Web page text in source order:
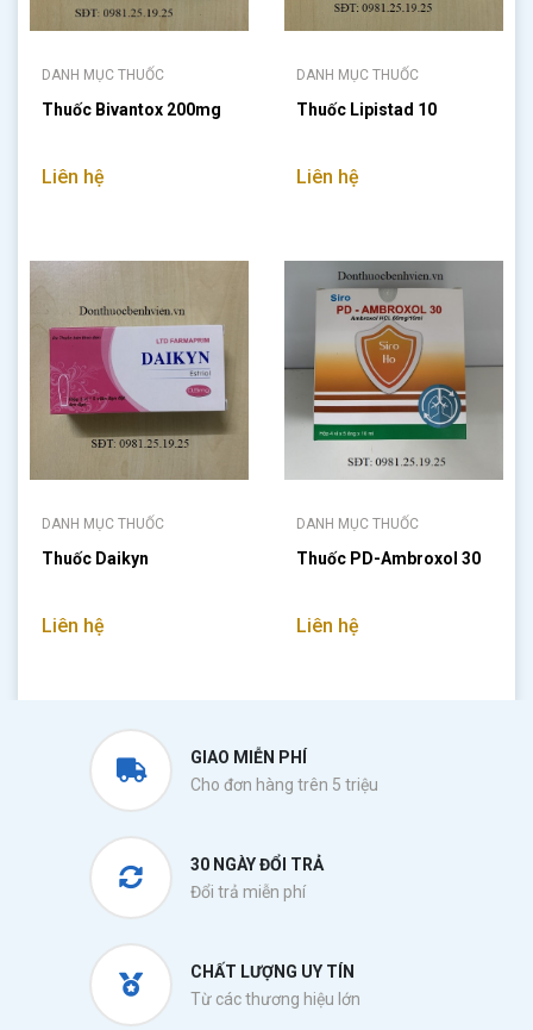
DANH MỤC THUỐC
Thuốc Bivantox 200mg
Liên hệ
DANH MỤC THUỐC
Thuốc Lipistad 10
Liên hệ
DANH MỤC THUỐC
Thuốc Daikyn
Liên hệ
DANH MỤC THUỐC
Thuốc PD-Ambroxol 30
Liên hệ
GIAO MIỄN PHÍ
Cho đơn hàng trên 5 triệu
30 NGÀY ĐỔI TRẢ
Đổi trả miễn phí
CHẤT LƯỢNG UY TÍN
Từ các thương hiệu lớn